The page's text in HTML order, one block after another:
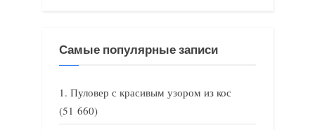
Самые популярные записи
Пуловер с красивым узором из кос
(51 660)